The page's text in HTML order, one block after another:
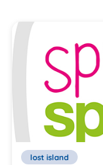
lost island